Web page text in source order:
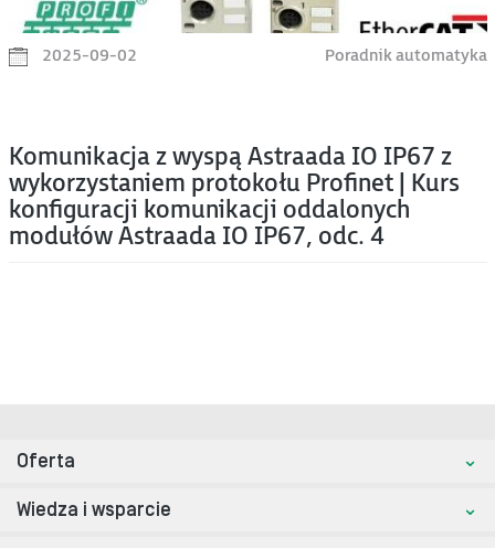
Poradnik automatyka
2025-09-02
Komunikacja z wyspą Astraada IO IP67 z
wykorzystaniem protokołu Profinet | Kurs
konfiguracji komunikacji oddalonych
modułów Astraada IO IP67, odc. 4
Oferta
Wiedza i wsparcie